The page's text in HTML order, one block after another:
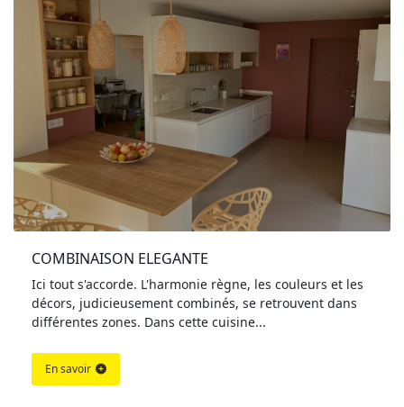
COMBINAISON ELEGANTE
Ici tout s'accorde. L'harmonie règne, les couleurs et les
décors, judicieusement combinés, se retrouvent dans
différentes zones. Dans cette cuisine...
En savoir